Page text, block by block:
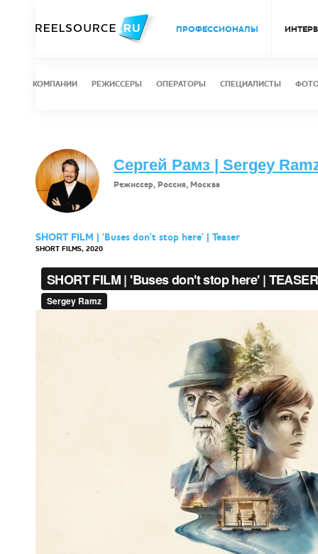
ПРОФЕССИОНАЛЫ
КОМПАНИИ РЕЖИССЕРЫ ОПЕРАТОРЫ СПЕЦИАЛИСТЫ
Сергей Рамз | Sergey
Режиссер, Россия, Москва
SHORT FILM | 'Buses don't stop here' | Teaser
SHORT FILMS, 2020